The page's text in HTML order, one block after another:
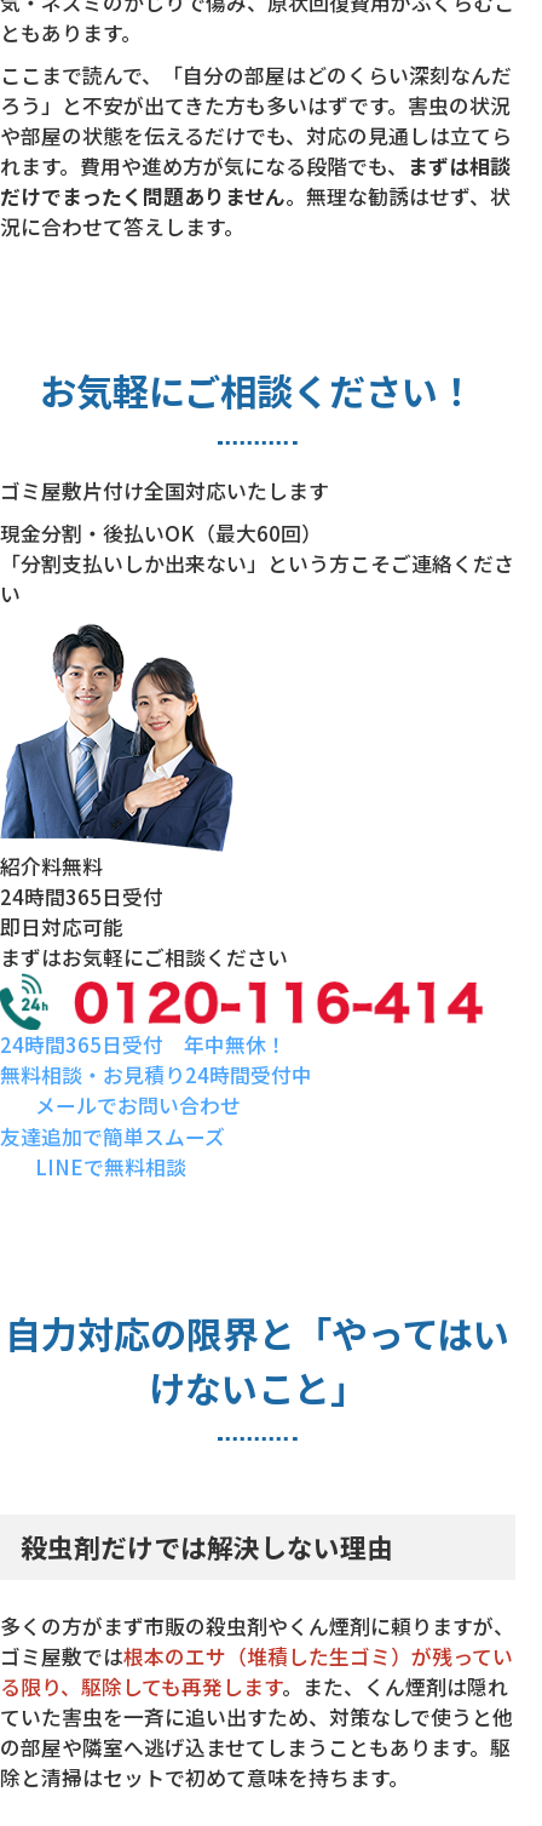
ともあります。
ここまで読んで、「自分の部屋はどのくらい深刻なんだ
ろう」と不安が出てきた方も多いはずです。害虫の状況
や部屋の状態を伝えるだけでも、対応の見通しは立てら
れます。費用や進め方が気になる段階でも、 まずは相談
だけでまったく問題ありません。無理な勧誘はせず、状
況に合わせて答えします。
お気軽にご相談ください！
ゴミ屋敷片付け全国対応いたします
現金分割・後払いOK（最大60回）
「分割支払いしか出来ない」という方こそご連絡くださ
い
紹介料無料
24時間365日受付
即日対応可能
まずはお気軽にご相談ください
24時間365日受付 年中無休！
無料相談・お見積り24時間受付中
メールでお問い合わせ
友達追加で簡単スムーズ
LINEで無料相談
自力対応の限界と「やってはい
けないこと」
殺虫剤だけでは解決しない理由
多くの方がまず市販の殺虫剤やくん煙剤に頼りますが、
ゴミ屋敷では根本のエサ（堆積した生ゴミ）が残ってい
る限り、駆除しても再発します。また、くん煙剤は隠れ
ていた害虫を一斉に追い出すため、対策なしで使うと他
の部屋や隣室へ逃げ込ませてしまうこともあります。駆
除と清掃はセットで初めて意味を持ちます。